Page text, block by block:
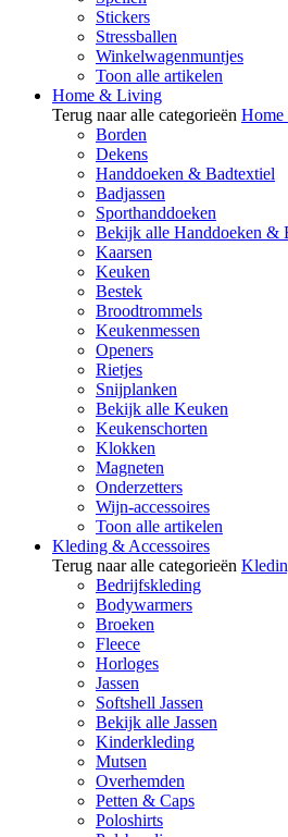
Stickers
Stressballen
Winkelwagenmuntjes
Toon alle artikelen
Home & Living
Terug naar alle categorieën
Borden
Dekens
Handdoeken & Badtextiel
Badjassen
Sporthanddoeken
Bekijk alle Handdoeken &
Kaarsen
Keuken
Bestek
Broodtrommels
Keukenmessen
Openers
Rietjes
Snijplanken
Bekijk alle Keuken
Keukenschorten
Klokken
Magneten
Onderzetters
Wijn-accessoires
Toon alle artikelen
Kleding & Accessoires
Terug naar alle categorieën
Bedrijfskleding
Bodywarmers
Broeken
Fleece
Horloges
Jassen
Softshell Jassen
Bekijk alle Jassen
Kinderkleding
Mutsen
Overhemden
Petten & Caps
Poloshirts